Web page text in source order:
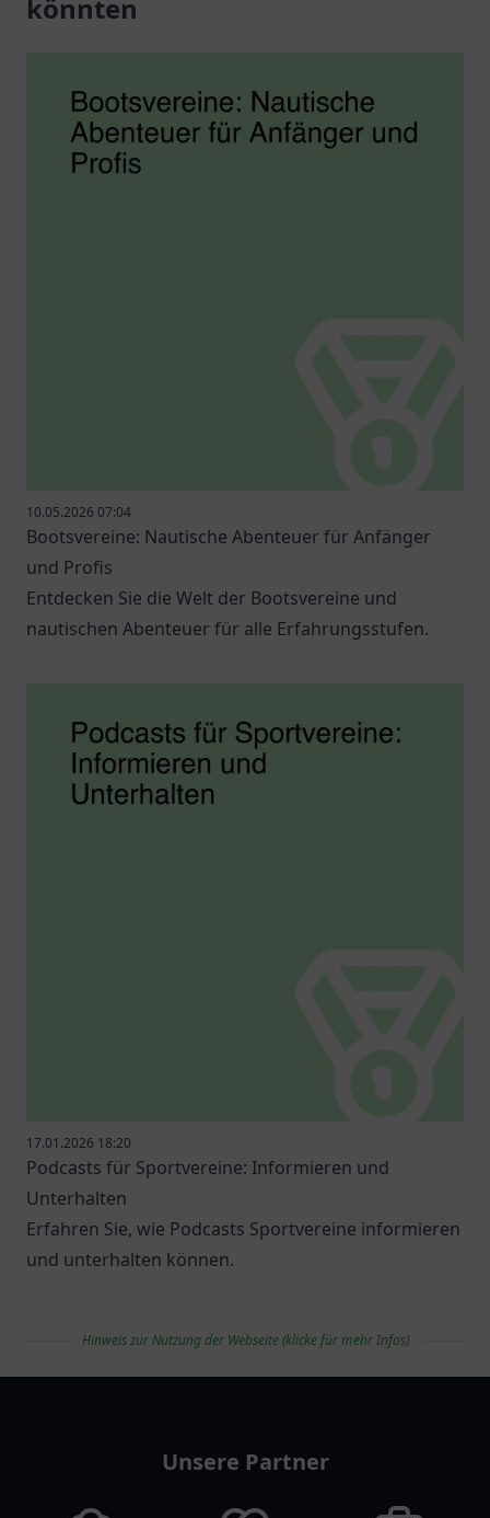
könnten
10.05.2026 07:04
Bootsvereine: Nautische Abenteuer für Anfänger
und Profis
Entdecken Sie die Welt der Bootsvereine und
nautischen Abenteuer für alle Erfahrungsstufen.
17.01.2026 18:20
Podcasts für Sportvereine: Informieren und
Unterhalten
Erfahren Sie, wie Podcasts Sportvereine informieren
und unterhalten können.
Hinweis zur Nutzung der Webseite (klicke für mehr Infos)
Unsere Partner